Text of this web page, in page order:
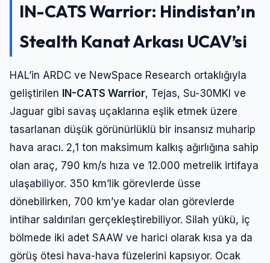
IN-CATS Warrior: Hindistan’ın
Stealth Kanat Arkası UCAV’si
HAL’in ARDC ve NewSpace Research ortaklığıyla
geliştirilen
IN-CATS Warrior, Tejas, Su-30MKI ve
Jaguar gibi savaş uçaklarına eşlik etmek üzere
tasarlanan düşük görünürlüklü bir insansız muharip
hava aracı. 2,1 ton maksimum kalkış ağırlığına sahip
olan araç, 790 km/s hıza ve 12.000 metrelik irtifaya
ulaşabiliyor. 350 km’lik görevlerde üsse
dönebilirken, 700 km’ye kadar olan görevlerde
intihar saldırıları gerçekleştirebiliyor. Silah yükü, iç
bölmede iki adet SAAW ve harici olarak kısa ya da
görüş ötesi hava-hava füzelerini kapsıyor. Ocak